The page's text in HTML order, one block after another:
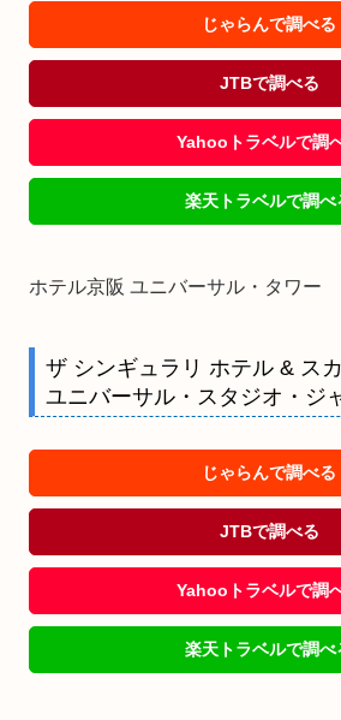
じゃらんで調べる
JTBで調べる
Yahooトラベルで調
楽天トラベルで調べ
ホテル京阪 ユニバーサル・タワー
ザ シンギュラリ ホテル & ス
ユニバーサル・スタジオ・ジ
じゃらんで調べる
JTBで調べる
Yahooトラベルで調
楽天トラベルで調べ